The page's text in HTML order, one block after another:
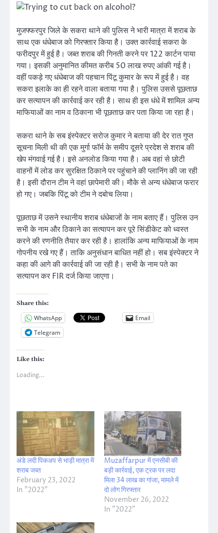
मुजफ्फरपुर जिले के सकरा थाने की पुलिस ने भारी मात्रा में शराब के
साथ एक धंधेबाज को गिरफ्तार किया है। उक्त कार्रवाई सकरा के
फरीदपुर में हुई है। जब्त शराब की गिनती करने पर 122 कार्टन पाया
गया। इसकी अनुमानित कीमत करीब 50 लाख रुपए आंकी गई है।
वहीं पकड़े गए धंधेबाज की पहचान पिंटू कुमार के रूप में हुई है। वह
सकरा इलाके का ही रहने वाला बताया गया है। पुलिस उससे पूछताछ
कर सत्यापन की कार्रवाई कर रही है। साथ ही इस धंधे में शामिल अन्य
माफियाओं का नाम व ठिकाना भी पूछताछ कर पता किया जा रहा है।
सकरा थाने के सब इंस्पेक्टर सरोज कुमार ने बताया की देर रात गुप्त
सूचना मिली थी की एक मुर्गा फॉर्म के समीप दूसरे प्रदेश से शराब की
खेप मंगवाई गई है। इसे अनलोड किया गया है। अब वहां से छोटी
वाहनों में लोड कर सुरक्षित ठिकाने पर पहुंचाने की प्लानिंग की जा रही
है। इसी दौरान टीम ने वहां छापेमारी की। मौके से अन्य धंधेबाज फरार
हो गए। जबकि पिंटू को टीम ने दबोच लिया।
पूछताछ में उसने स्थानीय शराब धंधेबाजों के नाम बताए हैं। पुलिस उन
सभी के नाम और ठिकाने का सत्यापन कर पूरे सिंडीकेट को ध्वस्त
करने की रणनीति तैयार कर रही है। हालांकि अन्य माफियाओं के नाम
गोपनीय रखे गए हैं। ताकि अनुसंधान बाधित नहीं हो। सब इंस्पेक्टर ने
कहा की आगे की कार्रवाई की जा रही है। सभी के नाम पते का
सत्यापन कर FIR दर्ज किया जाएगा।
Share this:
WhatsApp
Email
Telegram
Like this:
Loading...
अंडे लदी पिकअप से भाड़ी मात्रा में
शराब जब्त
February 23, 2022
In "2022"
Muzaffarpur में एनसीबी की
बड़ी कार्रवाई, एक ट्रक पर लदा
मिला 34 लाख का गांजा, मामले में
दो लोग गिरफ्तार
November 26, 2022
In "2022"